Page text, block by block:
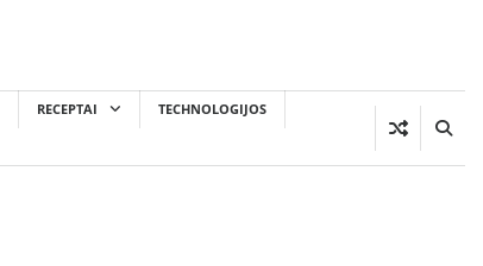
RECEPTAI TECHNOLOGIJOS